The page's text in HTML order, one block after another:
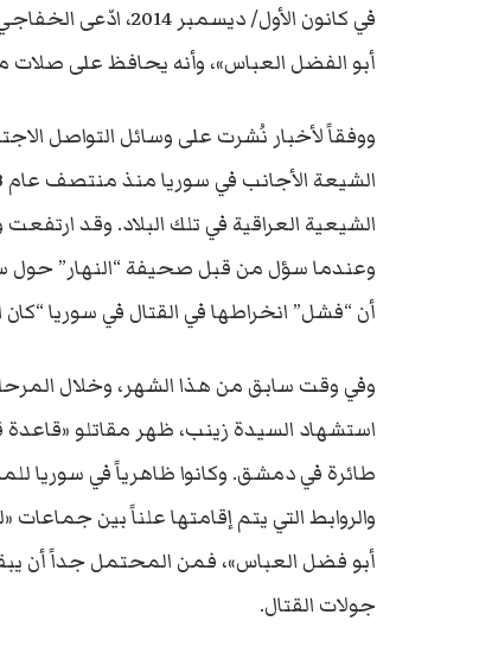
في كانون الأول/
أبو الفضل العباس»، وأنه يحافظ على صلات
ووفقاً لأخبار نُشرت على وسائل التواصل
وعندما سؤل من قبل صحيفة “النهار” حول
أن “فشل” انخراطها في القتال في سوريا “كان
وفي وقت سابق من هذا الشهر، وخلال
استشهاد السيدة زينب، ظهر مقاتلو
طائرة في دمشق. وكانوا ظاهرياً في سوريا
والروابط التي يتم إقامتها علناً بين
أبو فضل العباس»، فمن المحتمل جداً أن
جولات القتال.